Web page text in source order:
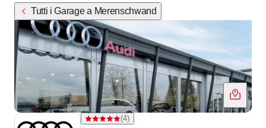
Tutti i Garage a Merenschwand
Valutazione 5 di 5 stelle su 4 valutazioni
(4)